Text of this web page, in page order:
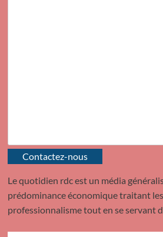
Contactez-nous
Le quotidien rdc est un média
prédominance économique traitant
professionnalisme tout en se servant